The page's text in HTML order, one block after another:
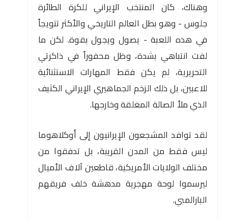
وهناك، كان المنتخب الإيراني للكرة الطائرة
جلوس - وهو بطل العالم التاريخي والأكثر تتويجاً
في هذه اللعبة - يصول ويجول بقوة. لكن ما
لفت انتباهي بشدة، وظل محفوراً في ذاكرتي
التحريرية، لم يكن فقط المهارات الاستثنائية
للاعبين، بل ذلك الزخم الجماهيري الإيراني الكثيف
الذي ملأ الصالة المغلقة وخارجها.
لقد توافد المشجعون الإيرانيون إلى أوكلاهوما
ليس فقط من المدن القريبة، بل تدفقوا من
مختلف الولايات الأمريكية، قاطعين آلاف الأميال
ليرسموا لوحة مهجرية مدهشة خلف فريقهم
البارالمبي.